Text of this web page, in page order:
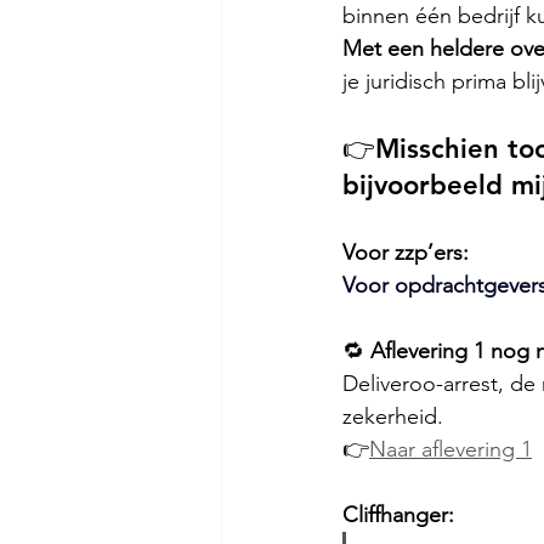
binnen één bedrijf
Met een heldere
je juridisch prima
👉Misschien
bijvoorbeeld
Voor zzp’ers:
Voor
🔁 Aflevering 1 nog
Deliveroo-arrest,
zekerheid.
👉Naar aflevering 1
Cliffhanger: